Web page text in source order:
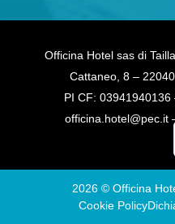
Officina Hotel sas di
Cattaneo, 8 –
PI CF: 03941940136
officina.hotel@pec.it
2026 © Officina
Cookie Policy